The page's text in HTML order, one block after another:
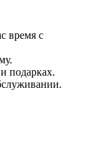
время с
подарках.